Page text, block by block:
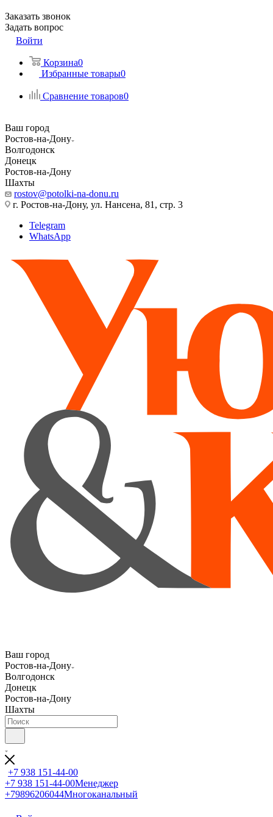
Заказать звонок
Задать вопрос
Войти
Корзина0
Избранные товары0
Сравнение товаров0
Ваш город
Ростов-на-Дону
Волгодонск
Донецк
Ростов-на-Дону
Шахты
rostov@potolki-na-donu.ru
г. Ростов-на-Дону, ул. Нансена, 81, стр. 3
Telegram
WhatsApp
Ваш город
Ростов-на-Дону
Волгодонск
Донецк
Ростов-на-Дону
Шахты
+7 938 151-44-00
+7 938 151-44-00Менеджер
+79896206044Многоканальный